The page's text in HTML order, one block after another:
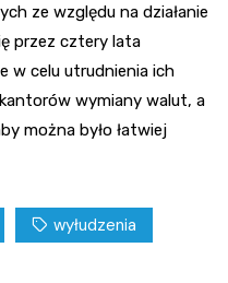
ze względu na działanie
przez cztery lata
w celu utrudnienia ich
wymiany walut, a
można było łatwiej
wyłudzenia